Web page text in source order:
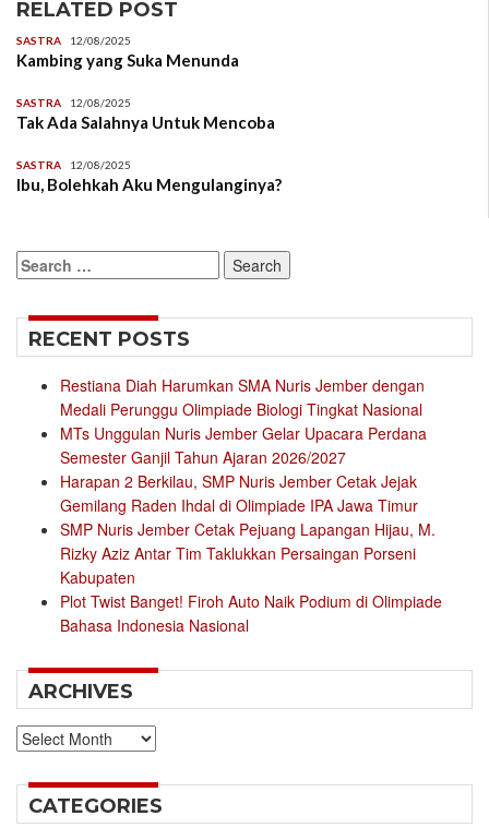
RELATED POST
SASTRA 12/08/2025
Kambing yang Suka Menunda
SASTRA 12/08/2025
Tak Ada Salahnya Untuk Mencoba
SASTRA 12/08/2025
Ibu, Bolehkah Aku Mengulanginya?
Search
for:
RECENT POSTS
Restiana Diah Harumkan SMA Nuris Jember dengan
Medali Perunggu Olimpiade Biologi Tingkat Nasional
MTs Unggulan Nuris Jember Gelar Upacara Perdana
Semester Ganjil Tahun Ajaran 2026/2027
Harapan 2 Berkilau, SMP Nuris Jember Cetak Jejak
Gemilang Raden Ihdal di Olimpiade IPA Jawa Timur
SMP Nuris Jember Cetak Pejuang Lapangan Hijau, M.
Rizky Aziz Antar Tim Taklukkan Persaingan Porseni
Kabupaten
Plot Twist Banget! Firoh Auto Naik Podium di Olimpiade
Bahasa Indonesia Nasional
ARCHIVES
Archives
CATEGORIES